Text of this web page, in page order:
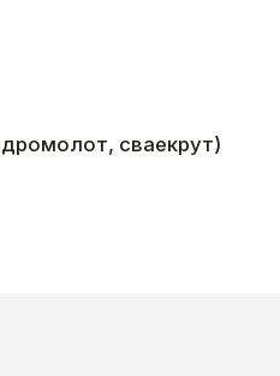
сваекрут)